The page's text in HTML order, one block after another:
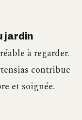
jardin
à regarder.
contribue
et soignée.